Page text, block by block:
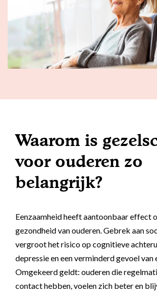
Waarom is
voor ouderen zo
belangrijk?
Eenzaamheid heeft aantoonbaar effect
gezondheid van ouderen. Gebrek aan
vergroot het risico op cognitieve
depressie en een verminderd gevoel van
Omgekeerd geldt: ouderen die
contact hebben, voelen zich beter en